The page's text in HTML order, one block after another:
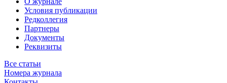
Условия публикации
Редколлегия
Партнеры
Документы
Реквизиты
Все статьи
Номера журнала